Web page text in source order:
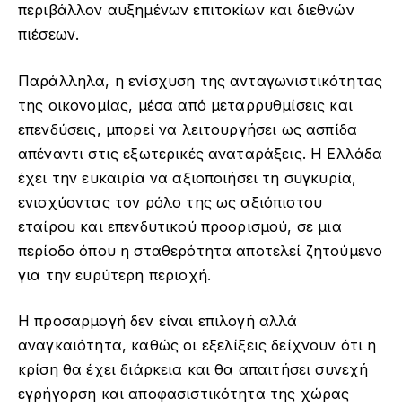
περιβάλλον αυξημένων επιτοκίων και διεθνών
πιέσεων.
Παράλληλα, η ενίσχυση της ανταγωνιστικότητας
της οικονομίας, μέσα από μεταρρυθμίσεις και
επενδύσεις, μπορεί να λειτουργήσει ως ασπίδα
απέναντι στις εξωτερικές αναταράξεις. Η Ελλάδα
έχει την ευκαιρία να αξιοποιήσει τη συγκυρία,
ενισχύοντας τον ρόλο της ως αξιόπιστου
εταίρου και επενδυτικού προορισμού, σε μια
περίοδο όπου η σταθερότητα αποτελεί ζητούμενο
για την ευρύτερη περιοχή.
Η προσαρμογή δεν είναι επιλογή αλλά
αναγκαιότητα, καθώς οι εξελίξεις δείχνουν ότι η
κρίση θα έχει διάρκεια και θα απαιτήσει συνεχή
εγρήγορση και αποφασιστικότητα της χώρας